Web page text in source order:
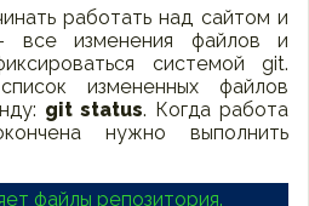
работать над сайтом и
все изменения файлов и
системой git.
измененных файлов
git status. Когда работа
нужно выполнить
файлы репозитория.